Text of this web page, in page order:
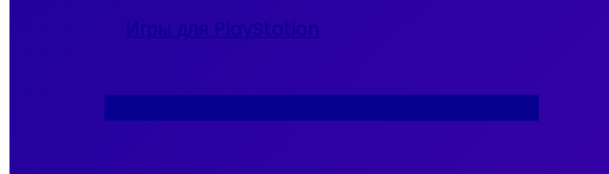
Игры для PlayStation
Переключатель